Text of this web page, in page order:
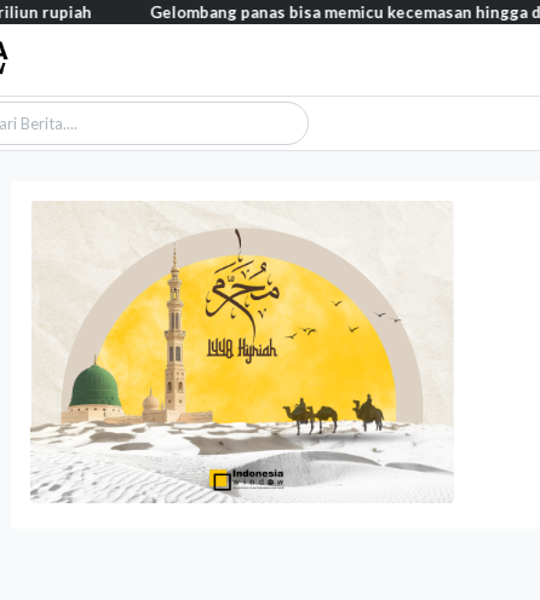
Gelombang panas bisa memicu kecemasan hingga depresi